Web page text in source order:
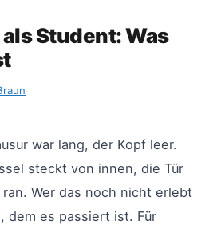
Student: Was
war lang, der Kopf leer.
steckt von innen, die Tür
Wer das noch nicht erlebt
dem es passiert ist. Für